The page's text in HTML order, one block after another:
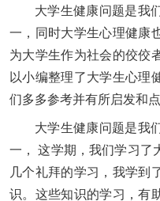
大学生健康问题是我
一，同时大学生心理健康
为大学生作为社会的佼佼
以小编整理了大学生心理
们多多参考并有所启发和点
大学生健康问题是我
一， 这学期，我们学习了
几个礼拜的学习，我学到
识。这些知识的学习，有